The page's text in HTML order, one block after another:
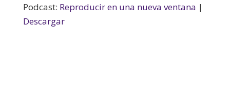
Podcast: Reproducir en una nueva ventana |
Descargar